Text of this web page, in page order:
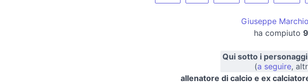
Giuseppe
ha compiuto
Qui sotto i
(a seguire,
allenatore di calcio e ex